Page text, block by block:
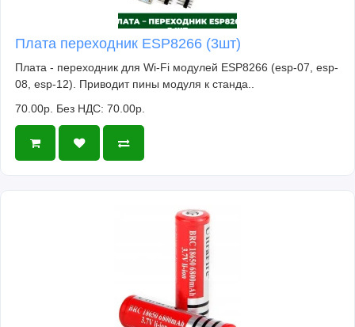
Плата переходник ESP8266 (3шт)
Плата - переходник для Wi-Fi модулей ESP8266 (esp-07, esp-
08, esp-12). Приводит пины модуля к станда..
70.00р. Без НДС: 70.00р.